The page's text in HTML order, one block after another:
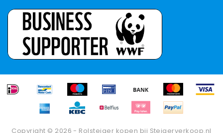
Copyright © 2026 - Rolsteiger kopen bij Steigerverkoop.nl